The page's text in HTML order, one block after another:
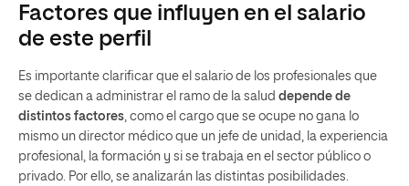
Factores que influyen en el salario
de este perfil
Es importante clarificar que el salario de los profesionales que
se dedican a administrar el ramo de la salud depende de
distintos factores , como el cargo que se ocupe no gana lo
mismo un director médico que un jefe de unidad, la experiencia
profesional, la formación y si se trabaja en el sector público o
privado. Por ello, se analizarán las distintas posibilidades.